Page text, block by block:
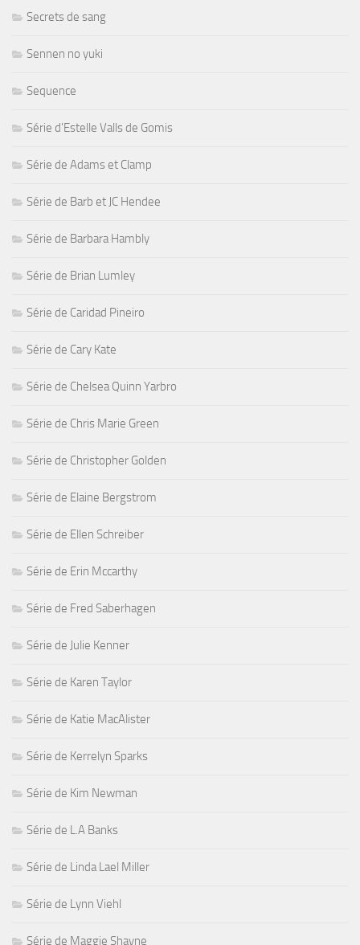
Secrets de sang
Sennen no yuki
Sequence
Série d'Estelle Valls de Gomis
Série de Adams et Clamp
Série de Barb et JC Hendee
Série de Barbara Hambly
Série de Brian Lumley
Série de Caridad Pineiro
Série de Cary Kate
Série de Chelsea Quinn Yarbro
Série de Chris Marie Green
Série de Christopher Golden
Série de Elaine Bergstrom
Série de Ellen Schreiber
Série de Erin Mccarthy
Série de Fred Saberhagen
Série de Julie Kenner
Série de Karen Taylor
Série de Katie MacAlister
Série de Kerrelyn Sparks
Série de Kim Newman
Série de L.A Banks
Série de Linda Lael Miller
Série de Lynn Viehl
Série de Maggie Shayne